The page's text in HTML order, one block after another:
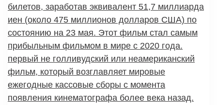
билетов, заработав эквивалент 51,7 миллиарда
иен (около 475 миллионов долларов США) по
состоянию на 23 мая. Этот фильм стал самым
прибыльным фильмом в мире с 2020 года.
первый не голливудский или неамериканский
фильм, который возглавляет мировые
ежегодные кассовые сборы с момента
появления кинематографа более века назад.